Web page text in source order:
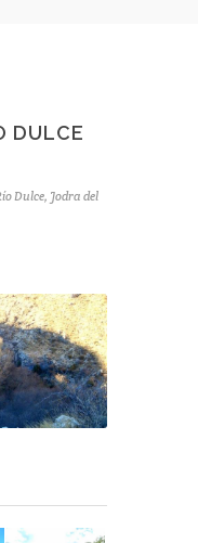
DULCE
Dulce, Jodra del